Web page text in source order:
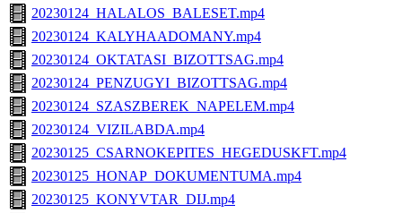
20230124_HALALOS_BALESET.mp4
20230124_KALYHAADOMANY.mp4
20230124_OKTATASI_BIZOTTSAG.mp4
20230124_PENZUGYI_BIZOTTSAG.mp4
20230124_SZASZBEREK_NAPELEM.mp4
20230124_VIZILABDA.mp4
20230125_CSARNOKEPITES_HEGEDUSKFT.mp4
20230125_HONAP_DOKUMENTUMA.mp4
20230125_KONYVTAR_DIJ.mp4